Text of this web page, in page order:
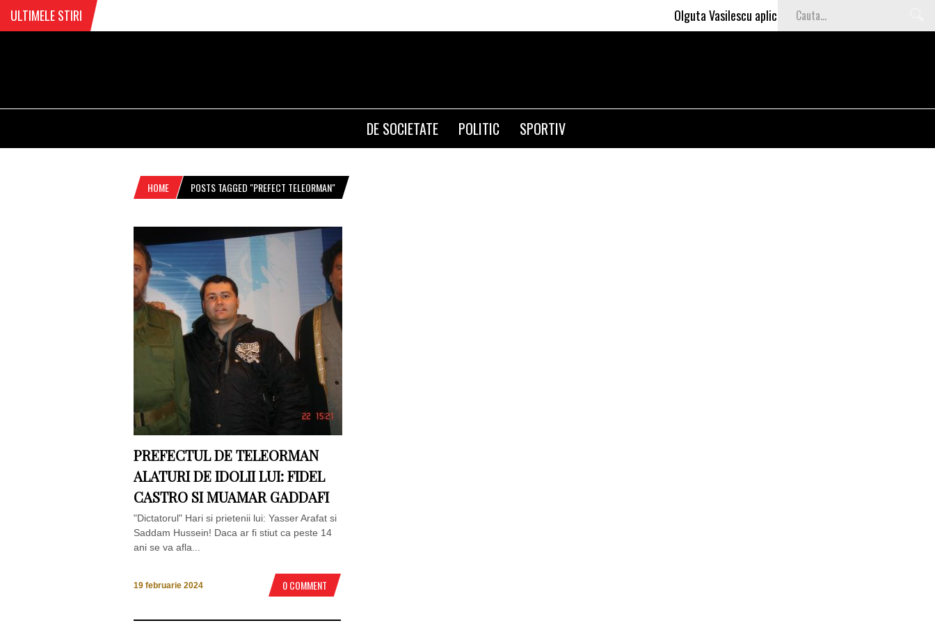
ULTIMELE STIRI Olguta Vasilescu aplica invataturile lui Nea Marin:
DE SOCIETATE POLITIC SPORTIV
HOME POSTS TAGGED "PREFECT TELEORMAN"
PREFECTUL DE TELEORMAN
ALATURI DE IDOLII LUI: FIDEL
CASTRO SI MUAMAR GADDAFI
"Dictatorul" Hari si prietenii lui: Yasser Arafat si
Saddam Hussein! Daca ar fi stiut ca peste 14
ani se va afla...
19 februarie 2024 0 COMMENT